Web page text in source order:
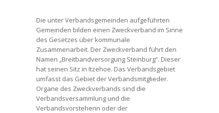
Die unter Verbandsgemeinden aufgeführten
Gemeinden bilden einen Zweckverband im Sinne
des Gesetzes über kommunale
Zusammenarbeit. Der Zweckverband führt den
Namen „Breitbandversorgung Steinburg“. Dieser
hat seinen Sitz in Itzehoe. Das Verbandsgebiet
umfasst das Gebiet der Verbandsmitglieder.
Organe des Zweckverbands sind die
Verbandsversammlung und die
Verbandsvorsteherin oder der